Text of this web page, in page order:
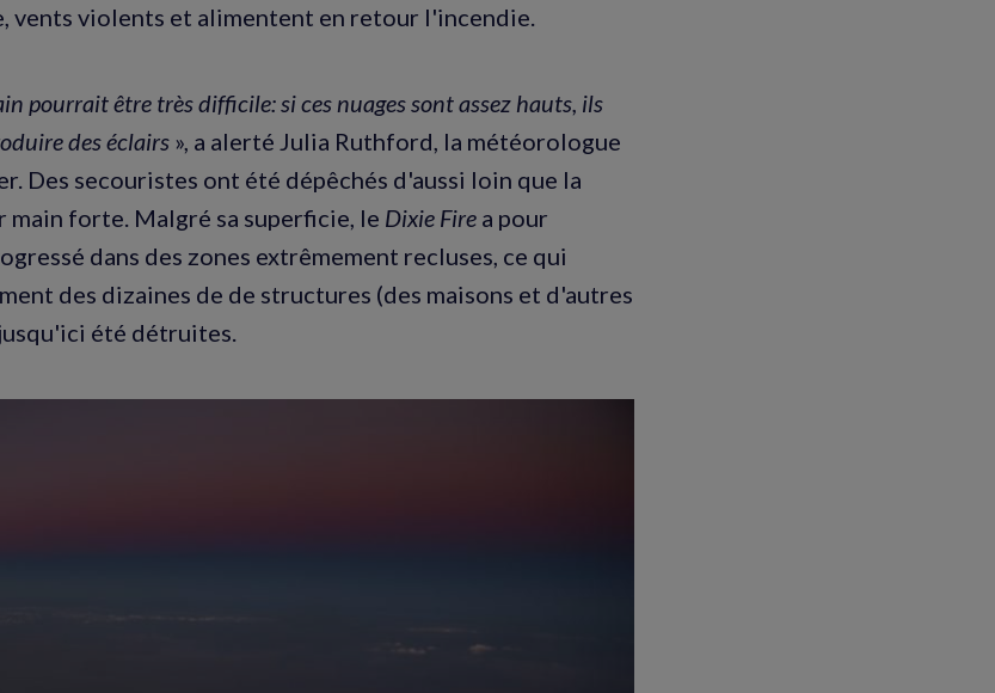
vents violents et alimentent en retour l'incendie.
pourrait être très difficile: si ces nuages sont assez hauts, ils
des éclairs », a alerté Julia Ruthford, la météorologue
Des secouristes ont été dépêchés d'aussi loin que la
forte. Malgré sa superficie, le Dixie Fire a pour
dans des zones extrêmement recluses, ce qui
des dizaines de de structures (des maisons et d'autres
été détruites.